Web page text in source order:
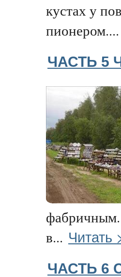
кустах у
пионером....
ЧАСТЬ 5
фабричным.
в... Читать
ЧАСТЬ 6